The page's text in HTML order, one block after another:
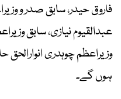
فاروق حیدر، سابق صدر و
عبدالقیوم نیازی، سابق
وزیراعظم چوہدری
ہوں گے۔